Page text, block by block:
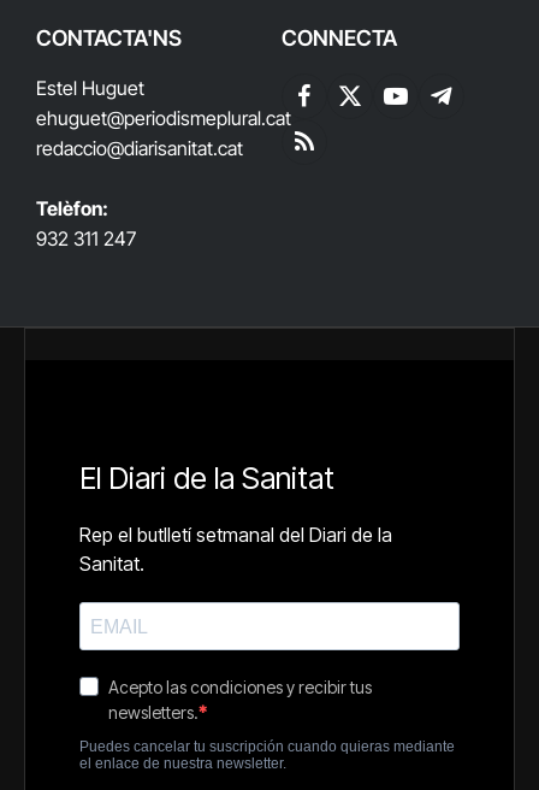
CONTACTA'NS
Estel Huguet
ehuguet@periodismeplural.cat
redaccio@diarisanitat.cat
Telèfon:
932 311 247
CONNECTA
Facebook
X
YouTubeTelegram
RSS